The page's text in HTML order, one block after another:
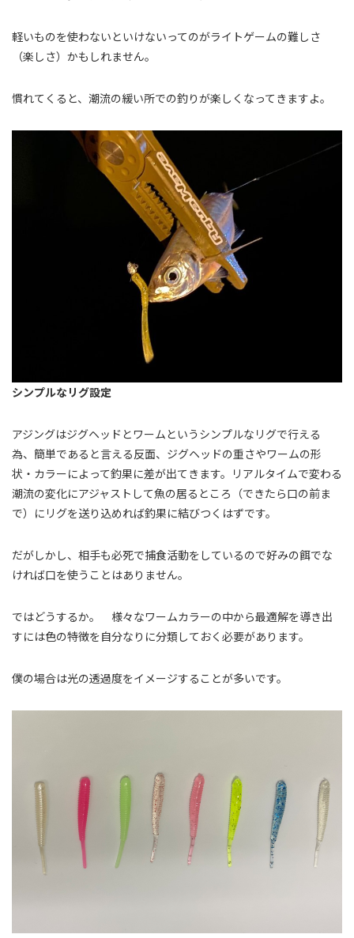
軽いものを使わないといけないってのがライトゲームの難しさ
（楽しさ）かもしれません。
慣れてくると、潮流の緩い所での釣りが楽しくなってきますよ。
シンプルなリグ設定
アジングはジグヘッドとワームというシンプルなリグで行える
為、簡単であると言える反面、ジグヘッドの重さやワームの形
状・カラーによって釣果に差が出てきます。リアルタイムで変わる
潮流の変化にアジャストして魚の居るところ（できたら口の前ま
で）にリグを送り込めれば釣果に結びつくはずです。
だがしかし、相手も必死で捕食活動をしているので好みの餌でな
ければ口を使うことはありません。
ではどうするか。 様々なワームカラーの中から最適解を導き出
すには色の特徴を自分なりに分類しておく必要があります。
僕の場合は光の透過度をイメージすることが多いです。